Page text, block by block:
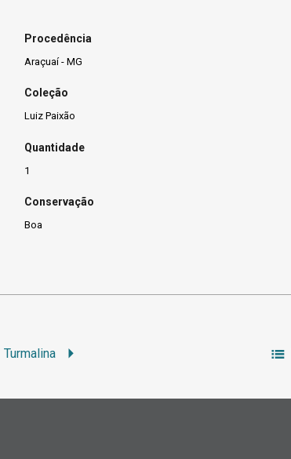
Procedência
Araçuaí - MG
Coleção
Luiz Paixão
Quantidade
1
Conservação
Boa
Turmalina